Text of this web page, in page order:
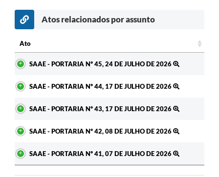
Atos relacionados por assunto
Ato
SAAE - PORTARIA Nº 45, 24 DE JULHO DE 2026
SAAE - PORTARIA Nº 44, 17 DE JULHO DE 2026
SAAE - PORTARIA Nº 43, 17 DE JULHO DE 2026
SAAE - PORTARIA Nº 42, 08 DE JULHO DE 2026
SAAE - PORTARIA Nº 41, 07 DE JULHO DE 2026